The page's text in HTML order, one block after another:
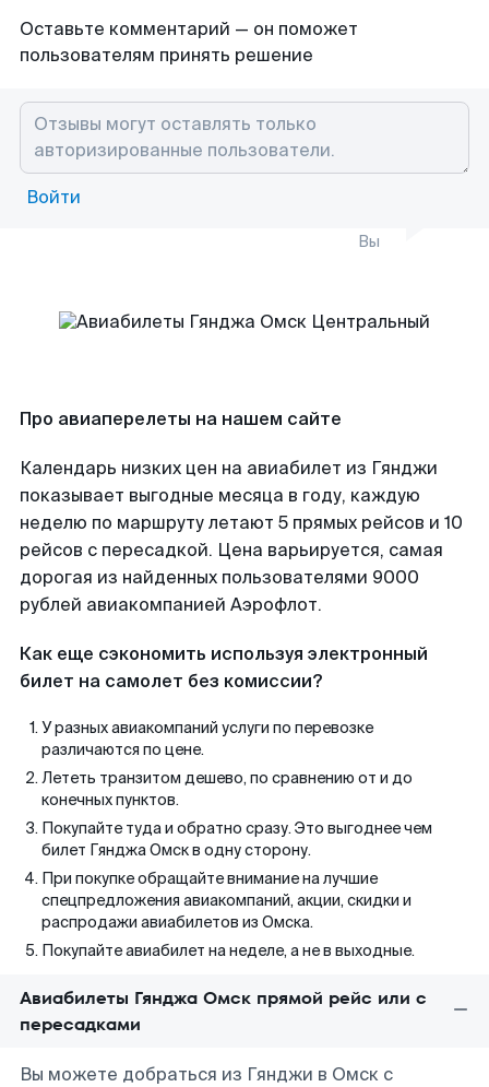
Оставьте комментарий — он поможет
пользователям принять решение
Войти
Вы
Про авиаперелеты на нашем сайте
Календарь низких цен на авиабилет из Гянджи
показывает выгодные месяца в году, каждую
неделю по маршруту летают 5 прямых рейсов и 10
рейсов с пересадкой. Цена варьируется, самая
дорогая из найденных пользователями 9000
рублей авиакомпанией Аэрофлот.
Как еще сэкономить используя электронный
билет на самолет без комиссии?
У разных авиакомпаний услуги по перевозке
различаются по цене.
Лететь транзитом дешево, по сравнению от и до
конечных пунктов.
Покупайте туда и обратно сразу. Это выгоднее чем
билет Гянджа Омск в одну сторону.
При покупке обращайте внимание на лучшие
спецпредложения авиакомпаний, акции, скидки и
распродажи авиабилетов из Омска.
Покупайте авиабилет на неделе, а не в выходные.
Авиабилеты Гянджа Омск прямой рейс или с
пересадками
Вы можете добраться из Гянджи в Омск с